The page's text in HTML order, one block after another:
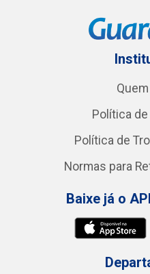
Política
Política de
Normas para
Baixe já o